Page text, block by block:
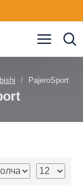
PajeroSport